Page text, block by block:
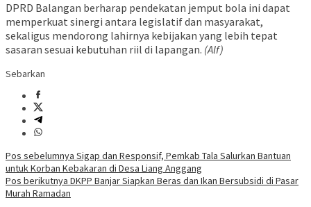
DPRD Balangan berharap pendekatan jemput bola ini dapat
memperkuat sinergi antara legislatif dan masyarakat,
sekaligus mendorong lahirnya kebijakan yang lebih tepat
sasaran sesuai kebutuhan riil di lapangan. (Alf)
Sebarkan
Navigasi
pos
Pos sebelumnya Sigap dan Responsif, Pemkab Tala Salurkan Bantuan
untuk Korban Kebakaran di Desa Liang Anggang
Pos berikutnya DKPP Banjar Siapkan Beras dan Ikan Bersubsidi di Pasar
Murah Ramadan